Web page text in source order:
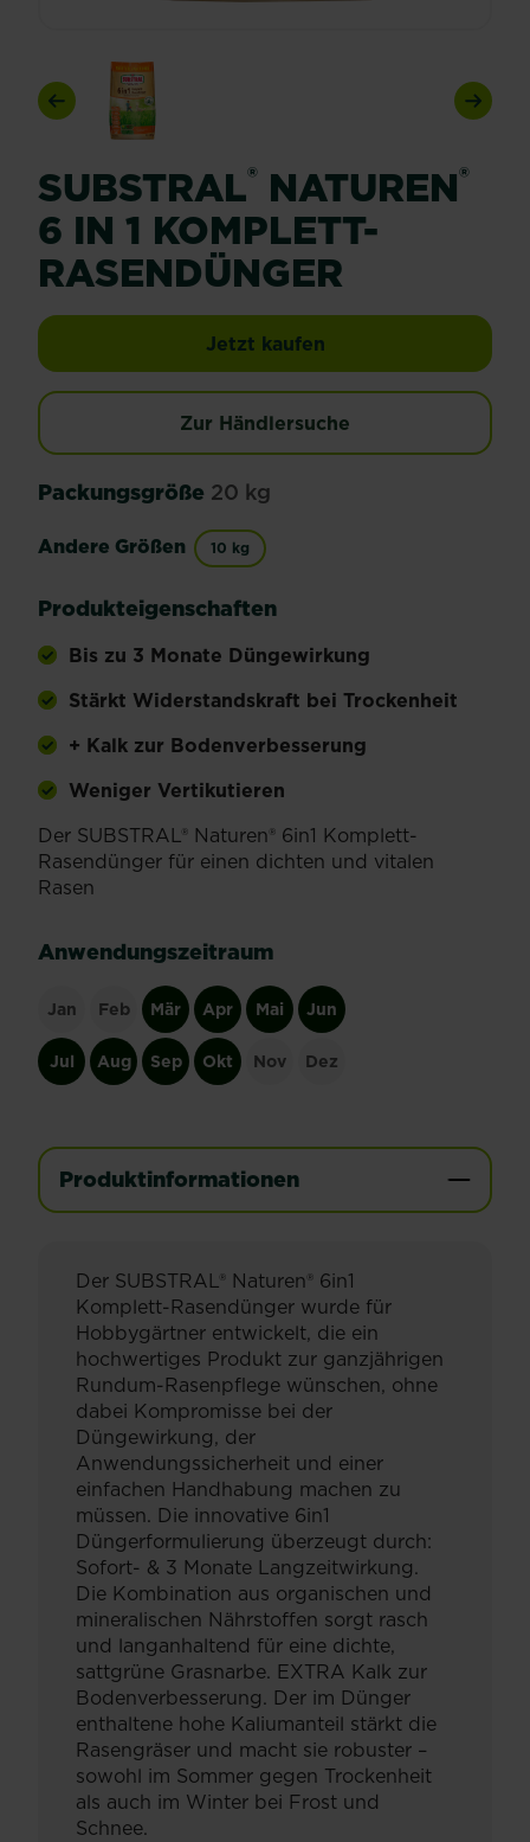
Previous Next
SUBSTRAL® NATUREN®
6 IN 1 KOMPLETT-
RASENDÜNGER
Jetzt kaufenSUBSTRAL®
Zur Händlersuche
Packungsgröße 20 kg
Andere Größen 10 kg
Produkteigenschaften
Bis zu 3 Monate Düngewirkung
Stärkt Widerstandskraft bei Trockenheit
+ Kalk zur Bodenverbesserung
Weniger Vertikutieren
Der SUBSTRAL® Naturen® 6in1 Komplett-
Rasendünger für einen dichten und vitalen
Rasen
Anwendungszeitraum
Jan Feb Mär Apr Mai Jun
Jul Aug Sep Okt Nov Dez
Produktinformationen
Der SUBSTRAL® Naturen® 6in1
Komplett-Rasendünger wurde für
Hobbygärtner entwickelt, die ein
hochwertiges Produkt zur ganzjährigen
Rundum-Rasenpflege wünschen, ohne
dabei Kompromisse bei der
Düngewirkung, der
Anwendungssicherheit und einer
einfachen Handhabung machen zu
müssen. Die innovative 6in1
Düngerformulierung überzeugt durch:
Sofort- & 3 Monate Langzeitwirkung.
Die Kombination aus organischen und
mineralischen Nährstoffen sorgt rasch
und langanhaltend für eine dichte,
sattgrüne Grasnarbe. EXTRA Kalk zur
Bodenverbesserung. Der im Dünger
enthaltene hohe Kaliumanteil stärkt die
Rasengräser und macht sie robuster –
sowohl im Sommer gegen Trockenheit
als auch im Winter bei Frost und
Schnee.